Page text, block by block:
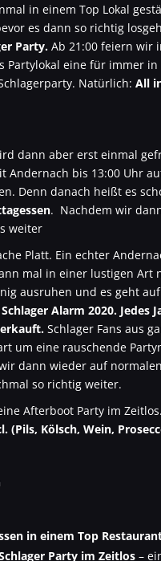
in einem Top Lokal
es dann so richtig
Party. Ab 21:00 feiern wir
Partylokal eine für immer
Natürlich: All
dann aber erst einmal
Andernach bis 13:00 Uhr
Denn danach heißt es
. Nachdem wir
weiter
Platt. Ein echter
mal in einer lustigen Art
ausruhen und es geht
Alarm 2020. Jedes
Schlager Fans aus
um eine rauschende
dann wieder auf
so richtig weiter.
Afterboot Party im
(Pils, Kölsch, Wein,
in einem Top
Party im Zeitlos –